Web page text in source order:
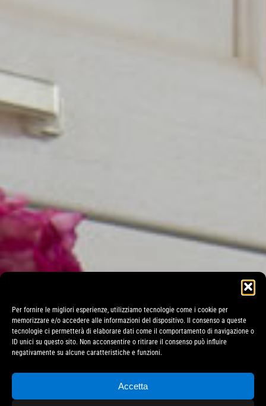
Per fornire le migliori esperienze, utilizziamo tecnologie come i cookie per
memorizzare e/o accedere alle informazioni del dispositivo. Il consenso a queste
tecnologie ci permetterà di elaborare dati come il comportamento di navigazione o
ID unici su questo sito. Non acconsentire o ritirare il consenso può influire
negativamente su alcune caratteristiche e funzioni.
Accetta